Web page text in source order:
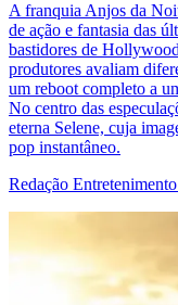
A franquia Anjos da
de ação e fantasia das
bastidores de
produtores avaliam
um reboot completo a
No centro das
eterna Selene, cuja
pop instantâneo.
Redação Entretenimento